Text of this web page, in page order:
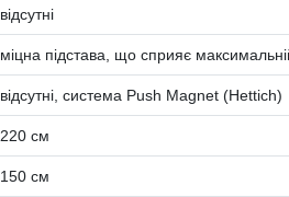
відсутні
міцна підстава, що сприяє максимальній
відсутні, система Push Magnet (Hettich)
220 см
150 см